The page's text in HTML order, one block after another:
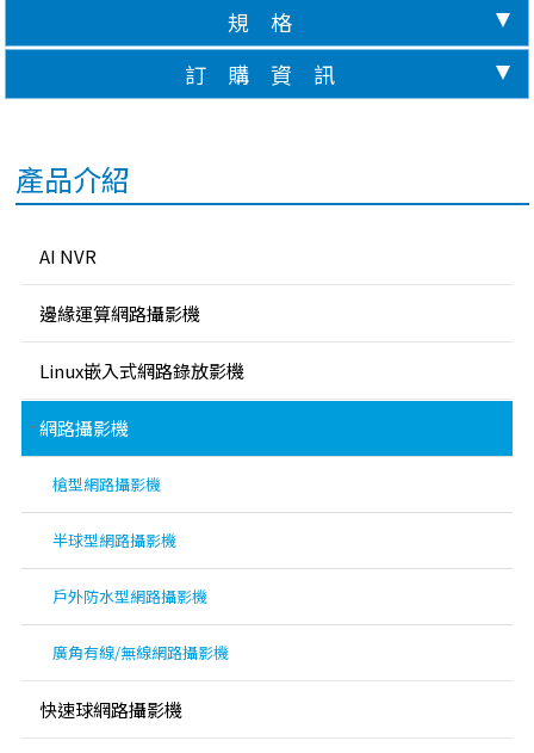
規 格
訂 購 資 訊
產品介紹
AI NVR
邊緣運算網路攝影機
Linux嵌入式網路錄放影機
網路攝影機
槍型網路攝影機
半球型網路攝影機
戶外防水型網路攝影機
廣角有線/無線網路攝影機
快速球網路攝影機